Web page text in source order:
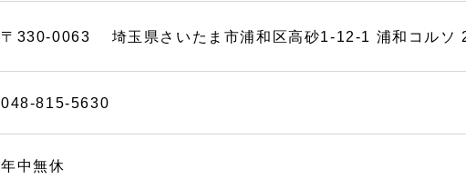
〒330-0063 埼玉県さいたま市浦和区高砂1-12-1 浦和コルソ
048-815-5630
年中無休